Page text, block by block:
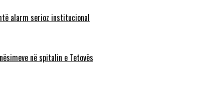
alarm serioz institucional
në spitalin e Tetovës